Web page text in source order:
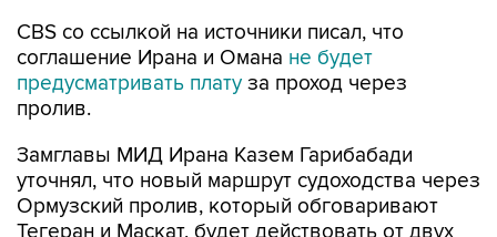
CBS со ссылкой на источники писал, что
соглашение Ирана и Омана не будет
предусматривать плату за проход через
пролив.
Замглавы МИД Ирана Казем Гарибабади
уточнял, что новый маршрут судоходства через
Ормузский пролив, который обговаривают
Тегеран и Маскат, будет действовать от двух